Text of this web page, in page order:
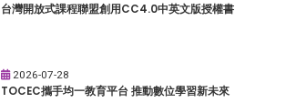
台灣開放式課程聯盟創用CC4.0中英文版授權書
2026-07-28
TOCEC攜手均一教育平台 推動數位學習新未來